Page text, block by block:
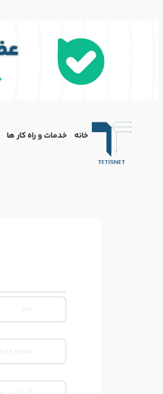
خانه خدمات و راه کار ها